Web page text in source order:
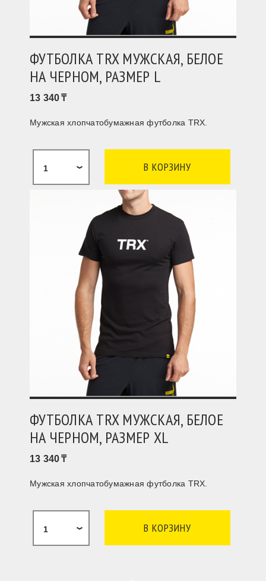
ФУТБОЛКА TRX МУЖСКАЯ, БЕЛОЕ
НА ЧЕРНОМ, РАЗМЕР L
13 340
Мужская хлопчатобумажная футболка TRX.
1
ФУТБОЛКА TRX МУЖСКАЯ, БЕЛОЕ
НА ЧЕРНОМ, РАЗМЕР XL
13 340
Мужская хлопчатобумажная футболка TRX.
1